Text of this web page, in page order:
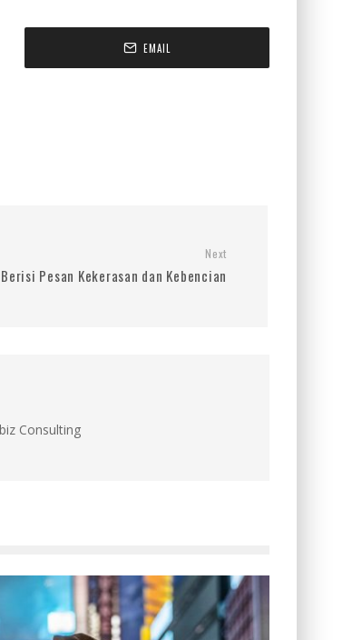
EMAIL
Next
Pesan Kekerasan dan Kebencian
Consulting